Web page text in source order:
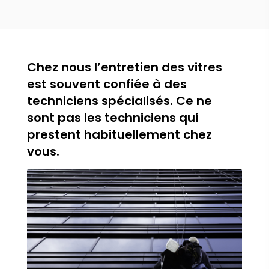
Chez nous l’entretien des vitres
est souvent confiée à des
techniciens spécialisés. Ce ne
sont pas les techniciens qui
prestent habituellement chez
vous.